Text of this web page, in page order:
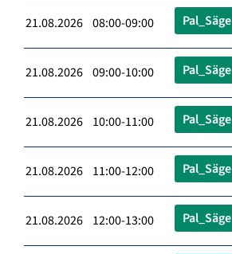
21.08.2026 08:00-09:00 Pal_Säge
21.08.2026 09:00-10:00 Pal_Säge
21.08.2026 10:00-11:00 Pal_Säge
21.08.2026 11:00-12:00 Pal_Säge
21.08.2026 12:00-13:00 Pal_Säge